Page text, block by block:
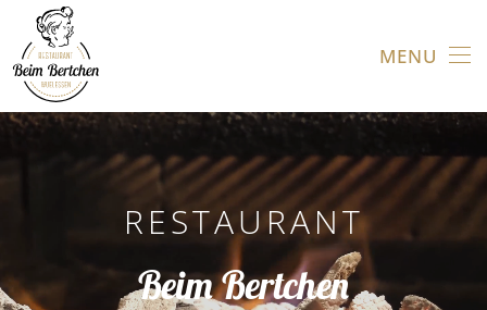
Skip to main content MENU
RESTAURANT
Beim Bertchen